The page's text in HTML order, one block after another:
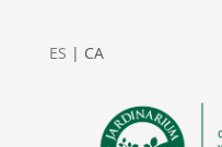
ES | CA